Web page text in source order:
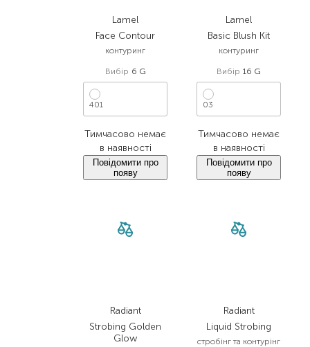
Lamel
Face Contour
контуринг
Вибір 6 G
401
Тимчасово немає
в наявності
Повідомити про
появу
Lamel
Basic Blush Kit
контуринг
Вибір 16 G
03
Тимчасово немає
в наявності
Повідомити про
появу
Radiant
Strobing Golden
Glow
Radiant
Liquid Strobing
стробінг та контурінг